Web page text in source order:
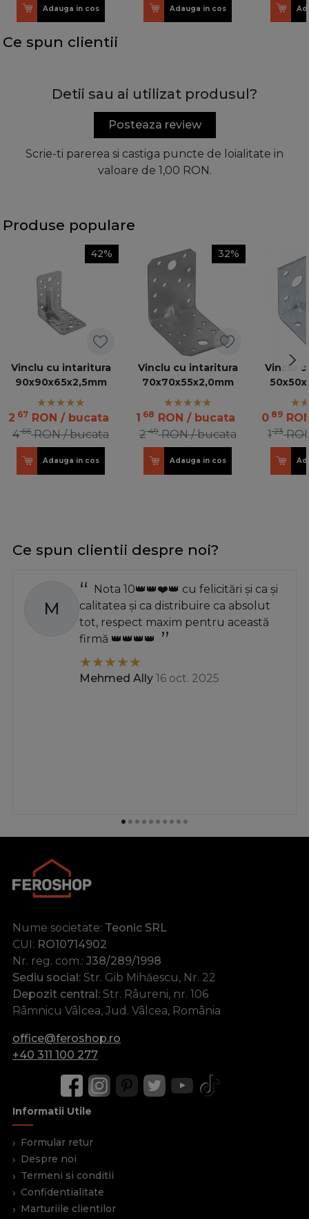
Adauga in cos Adauga in cos
Ce spun clientii
Detii sau ai utilizat produsul?
Posteaza review
Scrie-ti parerea si castiga puncte de loialitate in
valoare de 1,00 RON.
Produse populare
42%
Vinclu cu intaritura
90x90x65x2,5mm
2 67 RON / bucata
466 RON / bucata
Adauga in cos
32%
Vinclu cu intaritura
70x70x55x2,0mm
1 68 RON / bucata
249 RON / bucata
Adauga in cos
Vinclu
0 89
123
Ce spun clientii despre noi?
M
Nota 10👑👑❤️👑 cu felicitări și ca și
calitatea și ca distribuire ca absolut
tot, respect maxim pentru această
firmă 👑👑👑👑
Mehmed Ally 16 oct. 2025
Nume societate: Teonic SRL
CUI: RO10714902
Nr. reg. com.: J38/289/1998
Sediu social: Str. Gib Mihăescu, Nr. 22
Depozit central: Str. Râureni, nr. 106
Râmnicu Vâlcea, Jud. Vâlcea, România
office@feroshop.ro
+40 311 100 277
Informatii Utile
Formular retur
Despre noi
Termeni si conditii
Confidentialitate
Marturiile clientilor